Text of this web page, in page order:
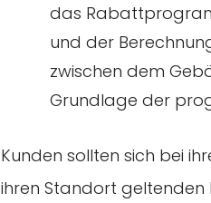
das
und der
zwischen dem
Grundlage der
Kunden sollten sich bei
ihren Standort